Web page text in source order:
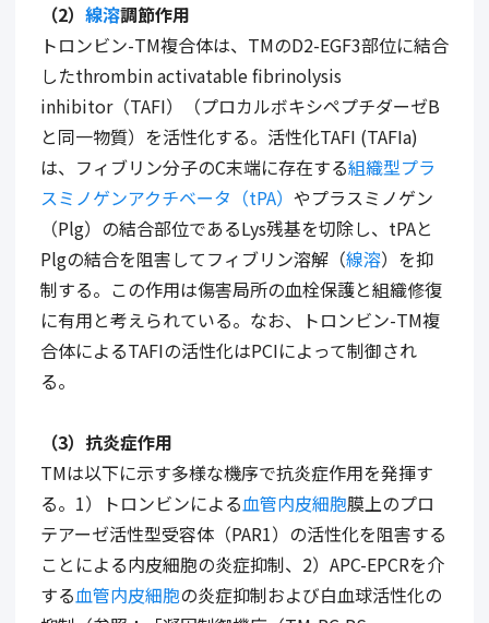
（2） 線溶調節作用
トロンビン-TM複合体は、 TMのD2-EGF3部位に結合
したthrombin activatable fibrinolysis
inhibitor（TAFI）（プロカルボキシペプチダーゼB
と同一物質）を活性化する。活性化TAFI (TAFIa)
は、フィブリン分子のC末端に存在する組織型プラ
スミノゲンアクチベータ（tPA） やプラスミノゲン
（Plg）の結合部位であるLys残基を切除し、 tPAと
Plgの結合を阻害してフィブリン溶解（線溶）を抑
制する。この作用は傷害局所の血栓保護と組織修復
に有用と考えられている。なお、トロンビン-TM複
合体によるTAFIの活性化はPCIによって制御され
る。
（3）抗炎症作用
TMは以下に示す多様な機序で抗炎症作用を発揮す
る。 1）トロンビンによる血管内皮細胞膜上のプロ
テアーゼ活性型受容体（PAR1）の活性化を阻害する
ことによる内皮細胞の炎症抑制、 2） APC-EPCRを介
する血管内皮細胞の炎症抑制および白血球活性化の